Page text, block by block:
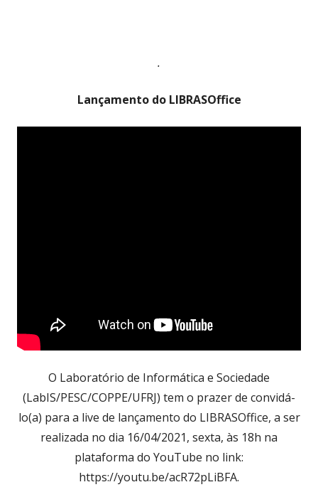
.
Lançamento do LIBRASOffice
O Laboratório de Informática e Sociedade
(LabIS/PESC/COPPE/UFRJ) tem o prazer de convidá-
lo(a) para a live de lançamento do LIBRASOffice, a ser
realizada no dia 16/04/2021, sexta, às 18h na
plataforma do YouTube no link:
https://youtu.be/acR72pLiBFA.